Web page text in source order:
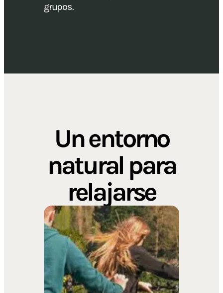
grupos.
Un entorno
natural para
relajarse